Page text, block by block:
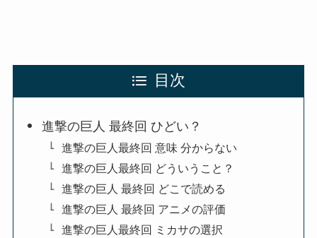
目次
進撃の巨人 最終回 ひどい？
進撃の巨人最終回 意味 分からない
進撃の巨人最終回 どういうこと？
進撃の巨人 最終回 どこで読める
進撃の巨人 最終回 アニメの評価
進撃の巨人最終回 ミカサの選択